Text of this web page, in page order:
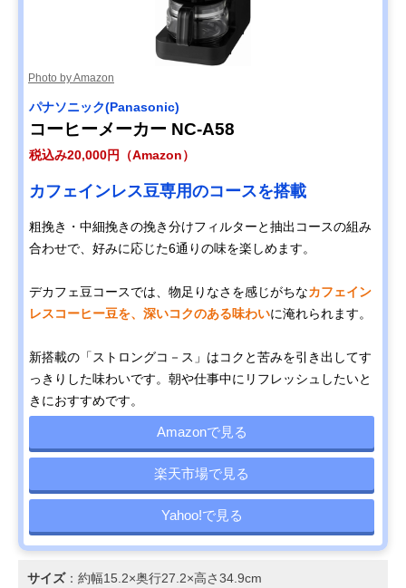
Photo by Amazon
パナソニック(Panasonic)
コーヒーメーカー NC-A58
税込み20,000円（Amazon）
カフェインレス豆専用のコースを搭載
粗挽き・中細挽きの挽き分けフィルターと抽出コースの組み
合わせで、好みに応じた6通りの味を楽しめます。
デカフェ豆コースでは、物足りなさを感じがちなカフェイン
レスコーヒー豆を、深いコクのある味わいに淹れられます。
新搭載の「ストロングコ－ス」はコクと苦みを引き出してす
っきりした味わいです。朝や仕事中にリフレッシュしたいと
きにおすすめです。
Amazonで見る
楽天市場で見る
Yahoo!で見る
サイズ：約幅15.2×奥行27.2×高さ34.9cm